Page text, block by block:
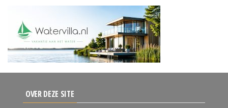
OVER DEZE SITE